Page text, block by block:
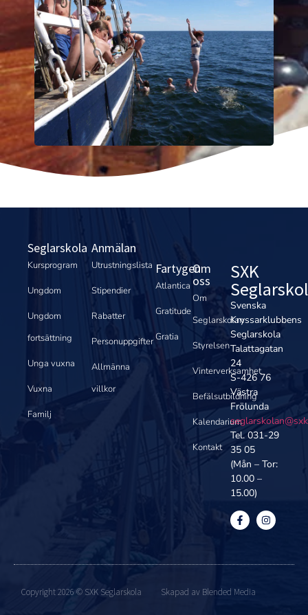
Seglarskola
Kursprogram
Ungdom
Ungdom
fortsättning
Unga vuxna
Vuxna
Familj
Anmälan
Utrustningslista
Stipendier
Rabatter
Personuppgifter
Allmänna
villkor
Fartygen
Atlantica
Gratitude
Gratia
Om
oss
Om
Seglarskolan
Styrelsen
Vinterverksamhet
Befälsutbildning
Kalendarium
Kontakt
SXK
Svenska
Kryssarklubbens
Seglarskola
Talattagatan
24
S-426 76
Västra
Frölunda
Tel. 031-29
35 05
(Mån – Tor:
10.00 –
15.00)
Copyright 2026 © SXK Seglarskola Skapad av Blended Media